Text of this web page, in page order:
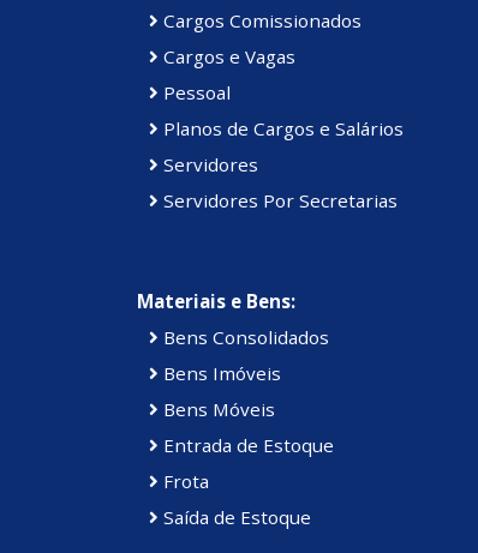
Cargos Comissionados
Cargos e Vagas
Pessoal
Planos de Cargos e Salários
Servidores
Servidores Por Secretarias
Materiais e Bens:
Bens Consolidados
Bens Imóveis
Bens Móveis
Entrada de Estoque
Frota
Saída de Estoque